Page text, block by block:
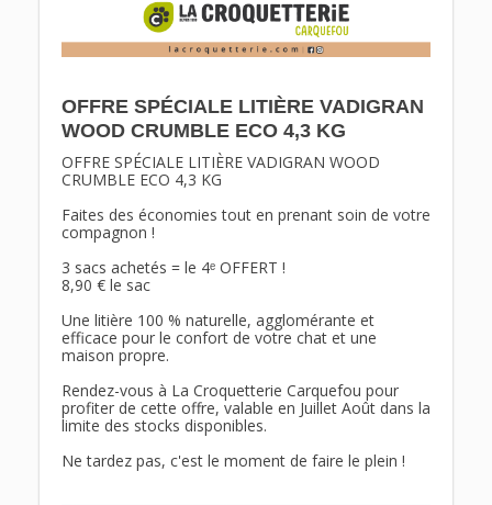
OFFRE SPÉCIALE LITIÈRE VADIGRAN
WOOD CRUMBLE ECO 4,3 KG
OFFRE SPÉCIALE LITIÈRE VADIGRAN WOOD
CRUMBLE ECO 4,3 KG
Faites des économies tout en prenant soin de votre
compagnon !
3 sacs achetés = le 4ᵉ OFFERT !
8,90 € le sac
Une litière 100 % naturelle, agglomérante et
efficace pour le confort de votre chat et une
maison propre.
Rendez-vous à La Croquetterie Carquefou pour
profiter de cette offre, valable en Juillet Août dans la
limite des stocks disponibles.
Ne tardez pas, c'est le moment de faire le plein !